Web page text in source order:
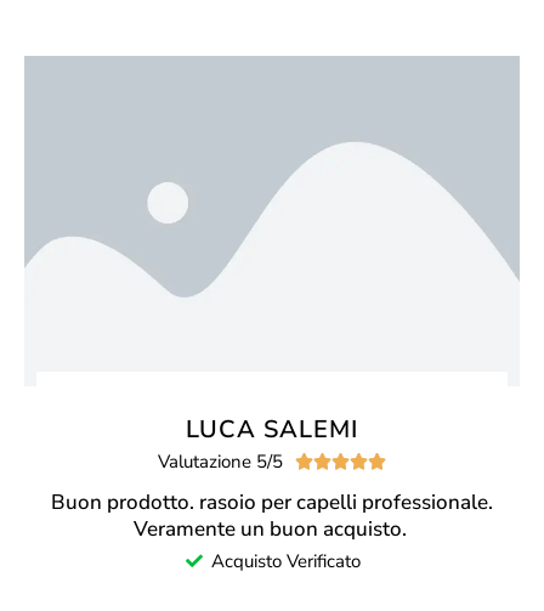
LUCA SALEMI
Valutazione 5/5 
Buon prodotto. rasoio per capelli professionale.
Veramente un buon acquisto.
Acquisto Verificato